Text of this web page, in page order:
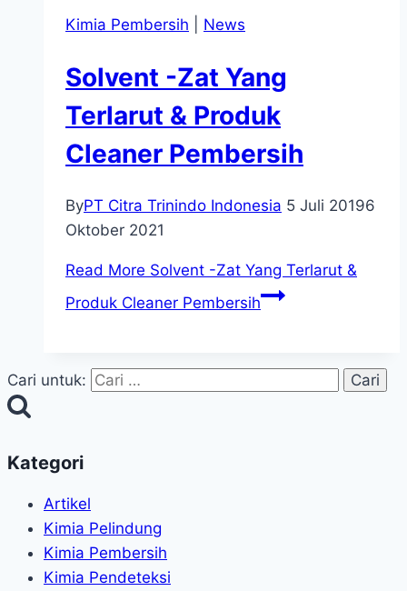
Kimia Pembersih News
Solvent -Zat Yang
Terlarut & Produk
Cleaner Pembersih
ByPT Citra Trinindo Indonesia 5 Juli 20196
Oktober 2021
Read More Solvent -Zat Yang Terlarut &
Produk Cleaner Pembersih
Cari untuk:
Kategori
Artikel
Kimia Pelindung
Kimia Pembersih
Kimia Pendeteksi